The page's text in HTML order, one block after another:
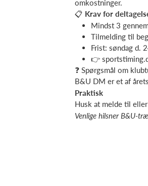
omkostninger.
📋 Krav for
Mindst 3
Tilmelding til
Frist: søndag d.
👉
❓ Spørgsmål om
B&U DM er et af
Praktisk
Husk at melde til
Venlige hilsner B&U-